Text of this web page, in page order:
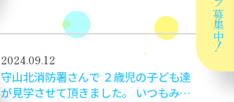
募集中！
べうたの音色や 人と一緒に遊ぶ歌を学
び子ども達の心の根っこを育てていきた
2024.09.12
守山北消防署さんで ２歳児の子ども達
が見学させて頂きました。 いつもみん